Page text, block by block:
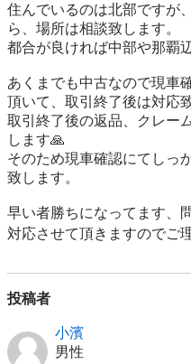
住んでいるのは北部ですが
ら、場所は相談致します。
都合が良ければ中部や那覇
あくまでも中古なので現車
頂いて、取引終了後は対応
取引終了後の返品、クレー
します🙏
そのため現車確認にてしっ
致します。
早い者勝ちになってます、
対応させて頂きますのでご
投稿者
小濱
男性